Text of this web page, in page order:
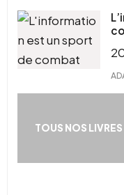
TOUS NOS LIVRES